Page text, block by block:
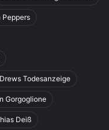
Peppers
Todesanzeige
Gorgoglione
Deiß